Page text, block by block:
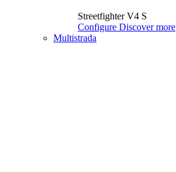
Streetfighter V4 S
Configure Discover more
Multistrada